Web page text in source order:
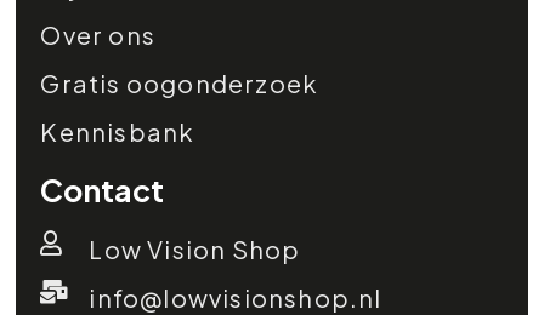
Over ons
Gratis oogonderzoek
Kennisbank
Contact
Low Vision Shop
info@lowvisionshop.nl